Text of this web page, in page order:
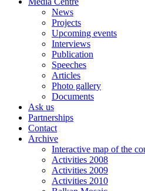
News
Projects
Upcoming events
Interviews
Publication
Speeches
Articles
Photo gallery
Documents
Ask us
Partnerships
Contact
Archive
Interactive map of the
Activities 2008
Activities 2009
Activities 2010